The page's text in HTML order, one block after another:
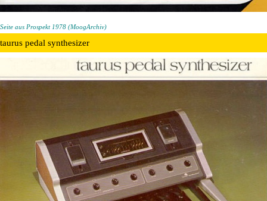
Seite aus Prospekt 1978 (MoogArchiv)
taurus pedal synthesizer